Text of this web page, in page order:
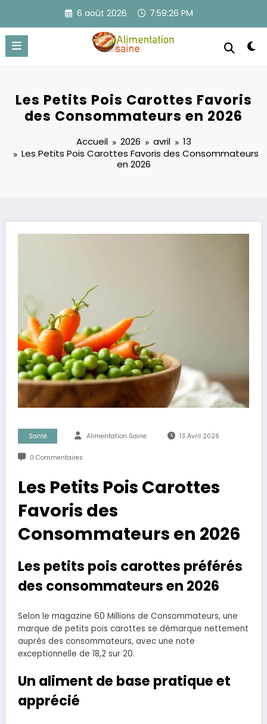
contenu
6 août 2026 7:59:26 PM
Les Petits Pois Carottes Favoris
des Consommateurs en 2026
Accueil 2026 avril
13
Les Petits Pois Carottes Favoris des Consommateurs
en 2026
Santé Alimentation Saine 13 Avril 2026
0 Commentaires
Les Petits Pois Carottes
Favoris des
Consommateurs en 2026
Les petits pois carottes préférés
des consommateurs en 2026
Selon le magazine 60 Millions de Consommateurs, une
marque de petits pois carottes se démarque nettement
auprès des consommateurs, avec une note
exceptionnelle de 18,2 sur 20.
Un aliment de base pratique et
apprécié